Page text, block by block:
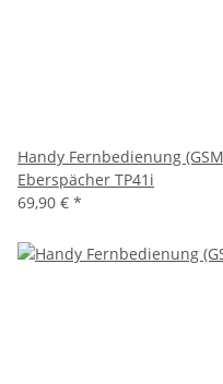
Handy Fernbedienung
Eberspächer TP41i
69,90 € *